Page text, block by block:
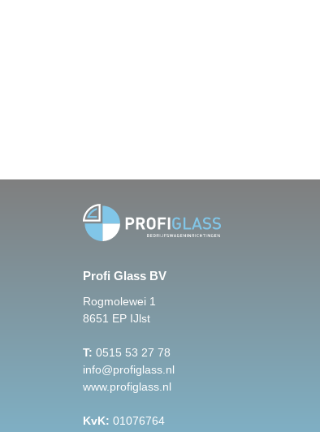
Profi Glass BV
Rogmolewei 1
8651 EP IJlst
T: 0515 53 27 78
info@profiglass.nl
www.profiglass.nl
KvK: 01076764